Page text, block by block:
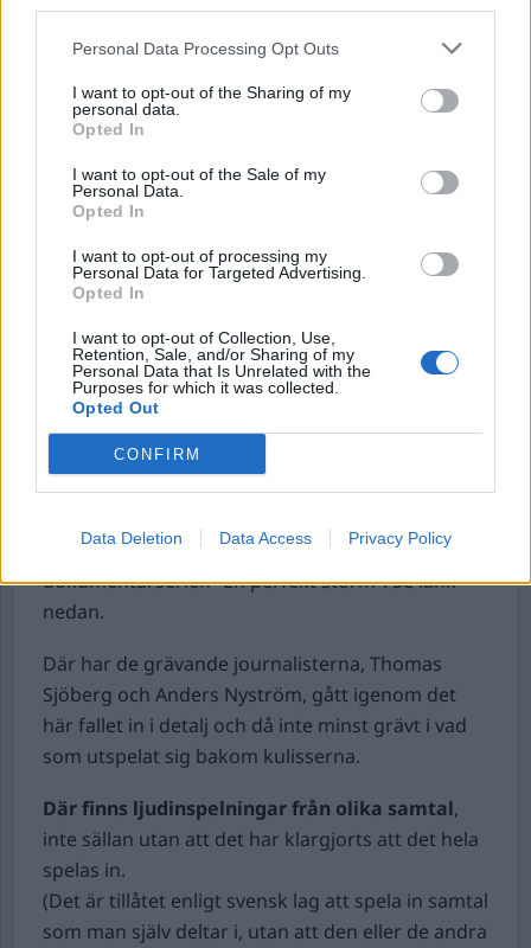
Personal Data Processing Opt Outs
I want to opt-out of the Sharing of my
personal data.
Opted In
I want to opt-out of the Sale of my
Personal Data.
Opted In
I want to opt-out of processing my
Personal Data for Targeted Advertising.
Opted In
I want to opt-out of Collection, Use,
Retention, Sale, and/or Sharing of my
Personal Data that Is Unrelated with the
Purposes for which it was collected.
Opted Out
CONFIRM
Data Deletion Data Access Privacy Policy
tjänat mer om transaktionen genomförts på ett
annat sätt.
I tingsrätten tillfrågades därför
Pensionsmyndighetens företrädare om
myndigheten hade föredragit att
över huvud taget. Men det hade inte
Pensionsmyndigheten föredragit…
Därmed över till vad som pågått bakom
kulisserna,med målsättningen att Alexander
Ernstberger och några andra medarbetare på
Allra bara måste bli fällda i hovrätten.
Men istället för att jag här går igenom alla
över sig, föreslår jag att ni istället lyssnar på
dokumentärserien ”En perfekt storm”. Se länk
nedan.
Där har de grävande journalisterna, Thomas
Sjöberg och Anders Nyström, gått igenom det
här fallet in i detalj och då inte minst grävt i vad
som utspelat sig bakom kulisserna.
Där finns ljudinspelningar från olika samtal,
inte sällan utan att det har klargjorts att det hela
spelas in.
(Det är tillåtet enligt svensk lag att spela in samtal
som man själv deltar i, utan att den eller de andra